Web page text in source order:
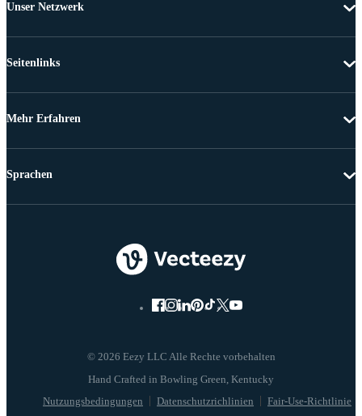
Unser Netzwerk
Seitenlinks
Mehr Erfahren
© 2026 Eezy LLC Alle Rechte vorbehalten
Nutzungsbedingungen Datenschutzrichlinien Fair-Use-Richtlinie
Sprachen